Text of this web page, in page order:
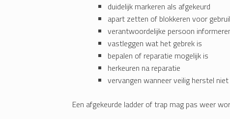
duidelijk markeren als afgekeurd
apart zetten of blokkeren voor
verantwoordelijke persoon
vastleggen wat het gebrek is
bepalen of reparatie mogelijk is
herkeuren na reparatie
vervangen wanneer veilig herstel
Een afgekeurde ladder of trap mag pas weer